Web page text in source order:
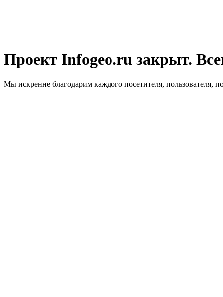
Проект Infogeo.ru закрыт.
Мы искренне благодарим каждого посетителя, пользователя,